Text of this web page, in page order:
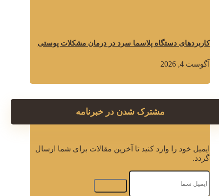
کاربردهای دستگاه پلاسما سرد در درمان مشکلات پوستی
آگوست 4, 2026
مشترک شدن در خبرنامه
ایمیل خود را وارد کنید تا آخرین مقالات برای شما ارسال
گردد.